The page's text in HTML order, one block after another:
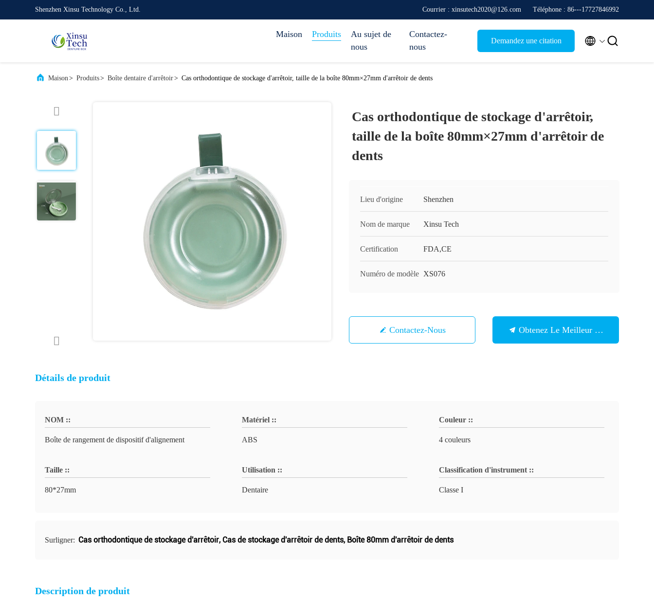
Shenzhen Xinsu Technology Co., Ltd. Courrier : xinsutech2020@126.com Téléphone : 86---17727846992
Maison Produits
Au sujet de
nous
Contactez-
nous
Demandez une citation  
Maison> Produits> Boîte dentaire d'arrêtoir> Cas orthodontique de stockage d'arrêtoir, taille de la boîte 80mm×27mm d'arrêtoir de dents
Cas orthodontique de stockage d'arrêtoir,
taille de la boîte 80mm×27mm d'arrêtoir de
dents
Lieu d'origine Shenzhen
Nom de marque Xinsu Tech
Certification FDA,CE
Numéro de modèle XS076
Contactez-Nous Obtenez Le Meilleur Prix
Détails de produit
NOM ::
Boîte de rangement de dispositif d'alignement
Matériel ::
ABS
Couleur ::
4 couleurs
Taille ::
80*27mm
Utilisation ::
Dentaire
Classification d'instrument ::
Classe I
Surligner: Cas orthodontique de stockage d'arrêtoir, Cas de stockage d'arrêtoir de dents, Boîte 80mm d'arrêtoir de dents
Description de produit